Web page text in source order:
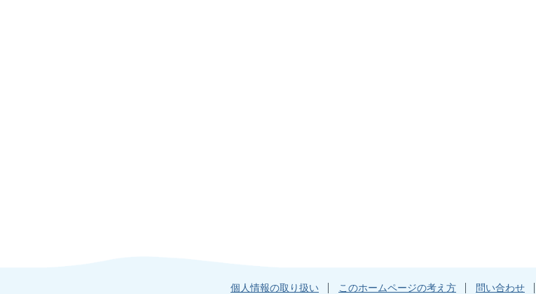
個人情報の取り扱い このホームページの考え方 問い合わせ